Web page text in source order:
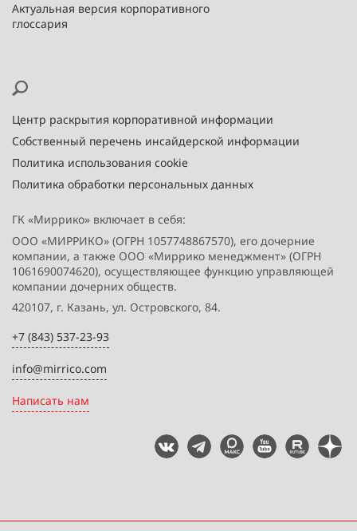
Актуальная версия корпоративного
глоссария
Центр раскрытия корпоративной информации
Собственный перечень инсайдерской информации
Политика использования cookie
Политика обработки персональных данных
ГК «Миррико» включает в себя:
ООО «МИРРИКО» (ОГРН 1057748867570), его дочерние
компании, а также ООО «Миррико менеджмент» (ОГРН
1061690074620), осуществляющее функцию управляющей
компании дочерних обществ.
420107, г. Казань, ул. Островского, 84.
+7 (843) 537-23-93
info@mirrico.com
Написать нам